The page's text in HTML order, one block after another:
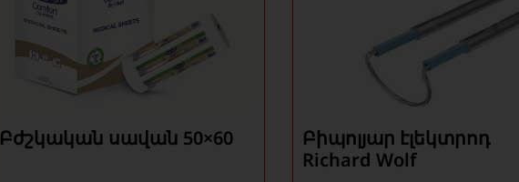
Բժշկական սավան 50×60
Բիպոլյար էլեկտրոդ
Richard Wolf